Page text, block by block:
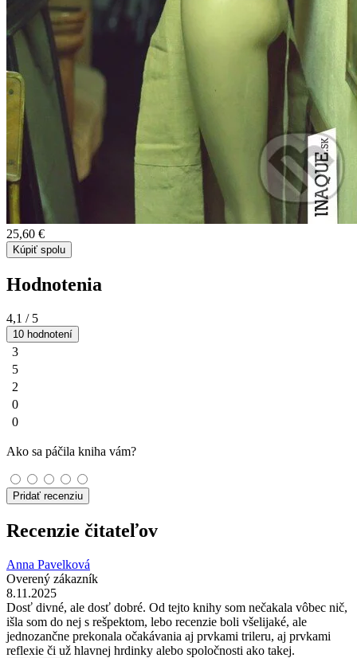
25,60 €
Kúpiť spolu
Hodnotenia
4,1 / 5
10 hodnotení
3
5
2
0
0
Ako sa páčila kniha vám?
Pridať recenziu
Recenzie čitateľov
Anna Pavelková
Overený zákazník
8.11.2025
Dosť divné, ale dosť dobré. Od tejto knihy som nečakala vôbec nič,
išla som do nej s rešpektom, lebo recenzie boli všelijaké, ale
jednozančne prekonala očakávania aj prvkami trileru, aj prvkami
reflexie či už hlavnej hrdinky alebo spoločnosti ako takej.